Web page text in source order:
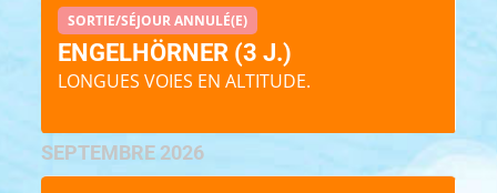
SORTIE/SÉJOUR ANNULÉ(E)
ENGELHÖRNER (3 J.)
LONGUES VOIES EN ALTITUDE.
SEPTEMBRE 2026